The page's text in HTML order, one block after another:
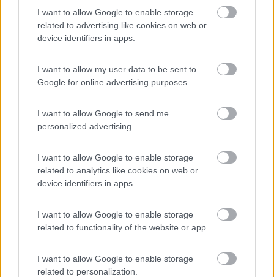
I want to allow Google to enable storage
related to advertising like cookies on web or
device identifiers in apps.
I want to allow my user data to be sent to
Google for online advertising purposes.
I want to allow Google to send me
personalized advertising.
I want to allow Google to enable storage
related to analytics like cookies on web or
device identifiers in apps.
I want to allow Google to enable storage
related to functionality of the website or app.
I want to allow Google to enable storage
related to personalization.
Nella zona dei Kramsacher Seen, ampio campeggio con
Kramsach - 13km